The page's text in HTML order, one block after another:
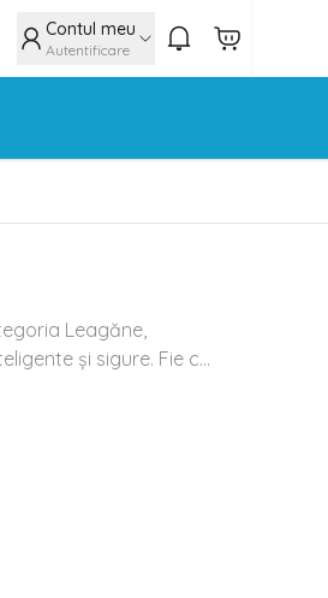
Contul meu
Autentificare
Leagăne,
și sigure. Fie c...